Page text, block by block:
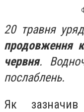
20 травня
продовження
червня.
послаблень.
Як зазначив